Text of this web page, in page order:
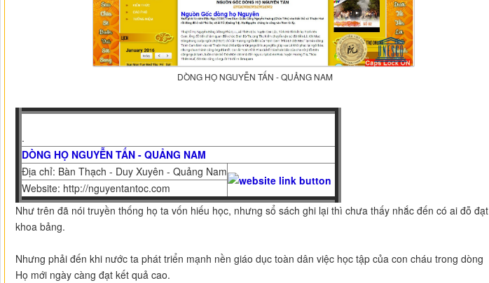
DÒNG HỌ NGUYỄN TẤN - QUẢNG NAM
.
DÒNG HỌ NGUYỄN TẤN - QUẢNG NAM
Địa chỉ: Bàn Thạch - Duy Xuyên - Quảng Nam
Website: http://nguyentantoc.com
Như trên đã nói truyền thống họ ta vốn hiếu học, nhưng sổ sách ghi lại thì chưa thấy nhắc đến có ai đỗ đạt
khoa bảng.
Nhưng phải đến khi nước ta phát triển mạnh nền giáo dục toàn dân việc học tập của con cháu trong dòng
Họ mới ngày càng đạt kết quả cao.